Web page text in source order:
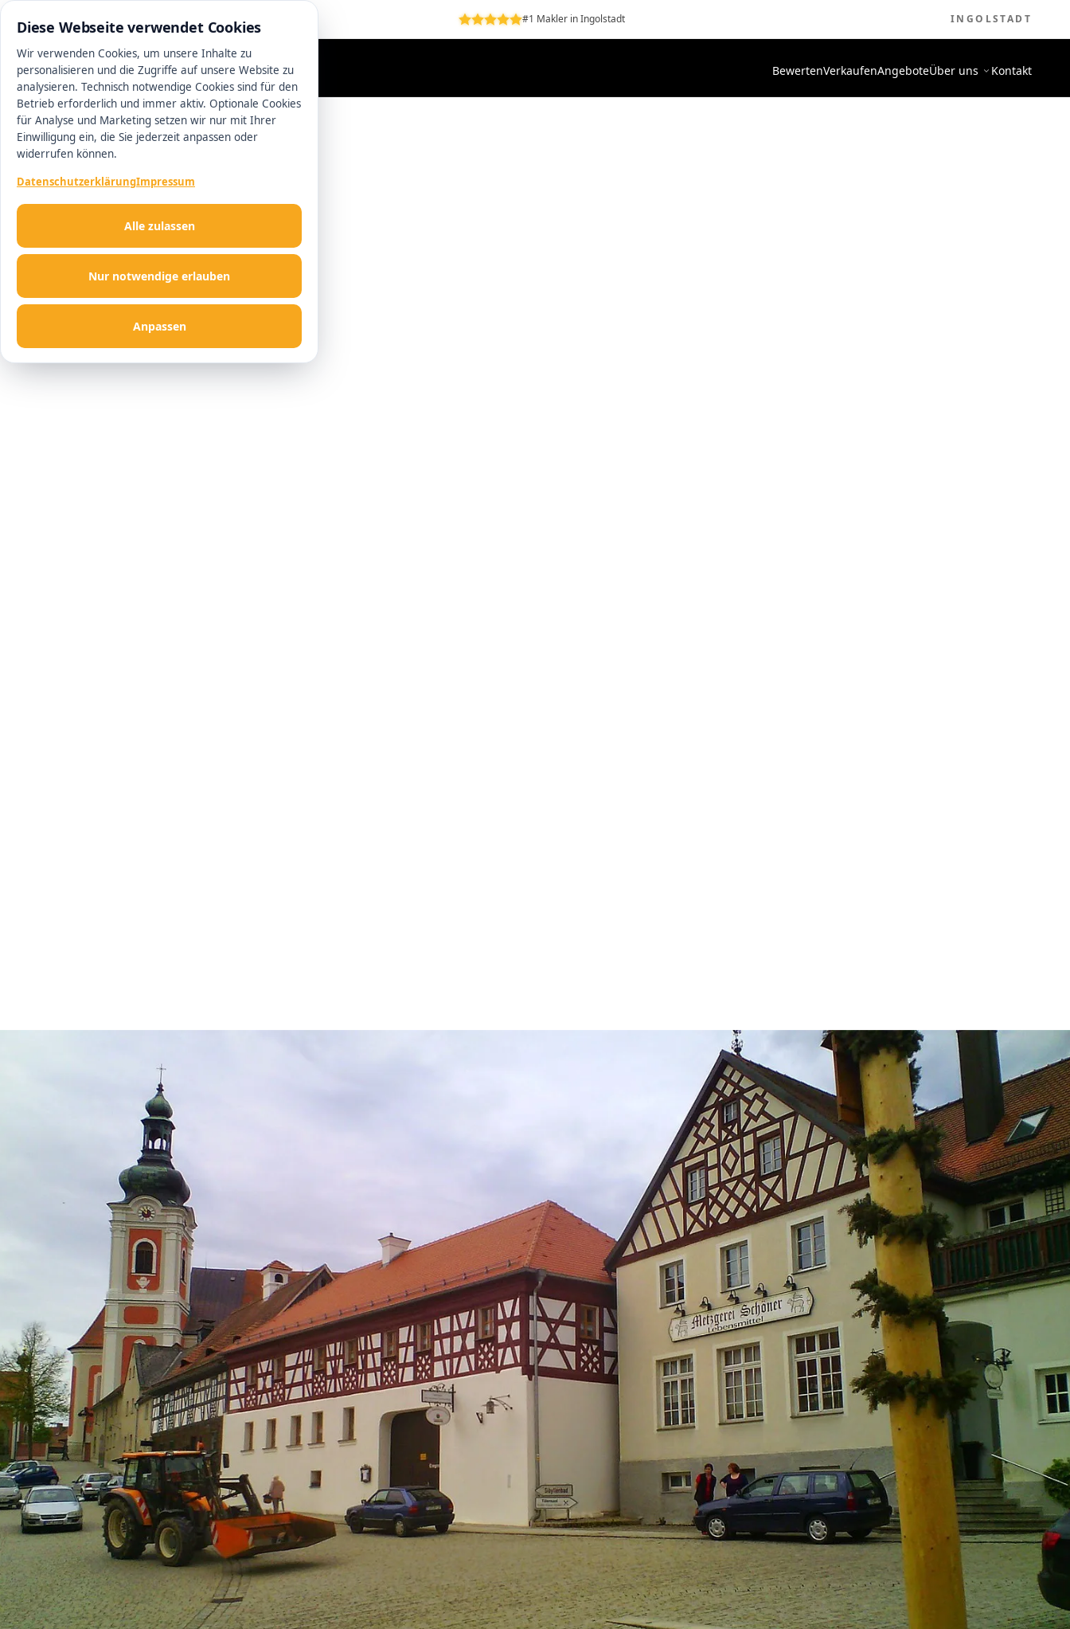
0511 13221100 #1 Makler in Ingolstadt INGOLSTADT
BewertenVerkaufenAngeboteÜber uns Kontakt
Diese Webseite verwendet Cookies
Wir verwenden Cookies, um unsere Inhalte zu
personalisieren und die Zugriffe auf unsere Website zu
analysieren. Technisch notwendige Cookies sind für den
Betrieb erforderlich und immer aktiv. Optionale Cookies
für Analyse und Marketing setzen wir nur mit Ihrer
Einwilligung ein, die Sie jederzeit anpassen oder
widerrufen können.
DatenschutzerklärungImpressum
Nur notwendige erlauben
Anpassen
Alle zulassen